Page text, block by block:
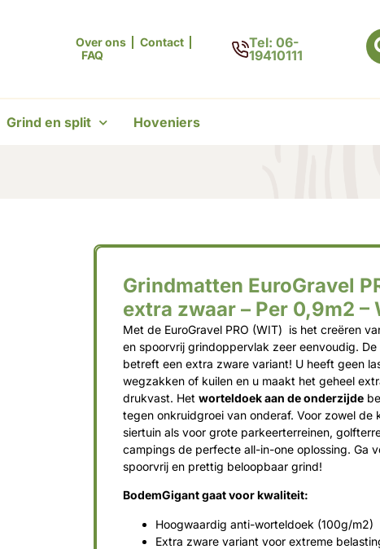
Over ons
Contact
FAQ
Tel: 06-
19410111
Grind en split Hoveniers
Grindmatten EuroGravel
extra zwaar – Per 0,9m2 –
Met de EuroGravel PRO (WIT) is het creëren
en spoorvrij grindoppervlak zeer eenvoudig. De
betreft een extra zware variant! U heeft geen
wegzakken of kuilen en u maakt het geheel
drukvast. Het worteldoek aan de onderzijde
tegen onkruidgroei van onderaf. Voor zowel de
siertuin als voor grote parkeerterreinen,
campings de perfecte all-in-one oplossing. Ga
spoorvrij en prettig beloopbaar grind!
BodemGigant gaat voor kwaliteit:
Hoogwaardig anti-worteldoek (100g/m2)
Extra zware variant voor extreme